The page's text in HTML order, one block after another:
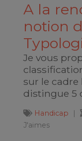
A la
notion
Je vous
sur le
distingue 5
Handicap
J'aimes